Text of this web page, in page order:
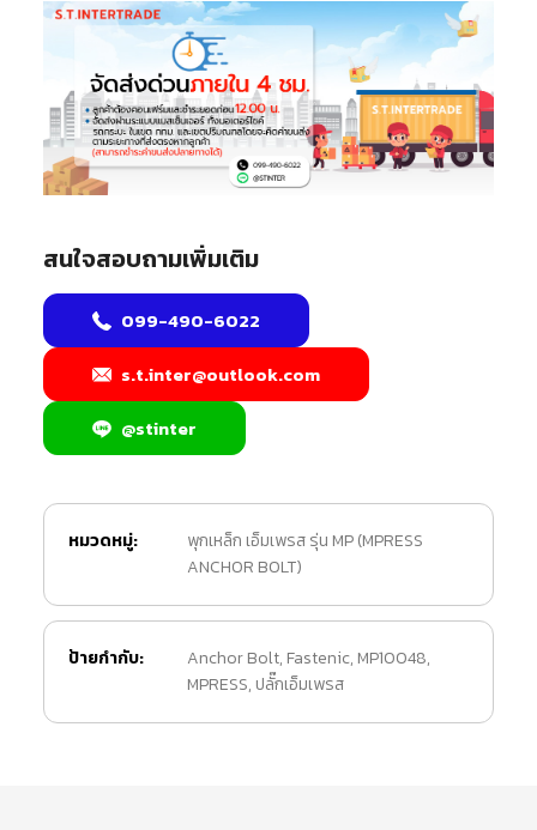
สนใจสอบถามเพิ่มเติม
099-490-6022
s.t.inter@outlook.com
@stinter
หมวดหมู่:
พุกเหล็ก เอ็มเพรส รุ่น MP (MPRESS
ANCHOR BOLT)
ป้ายกำกับ: Anchor Bolt, Fastenic, MP10048,
MPRESS, ปลั๊กเอ็มเพรส